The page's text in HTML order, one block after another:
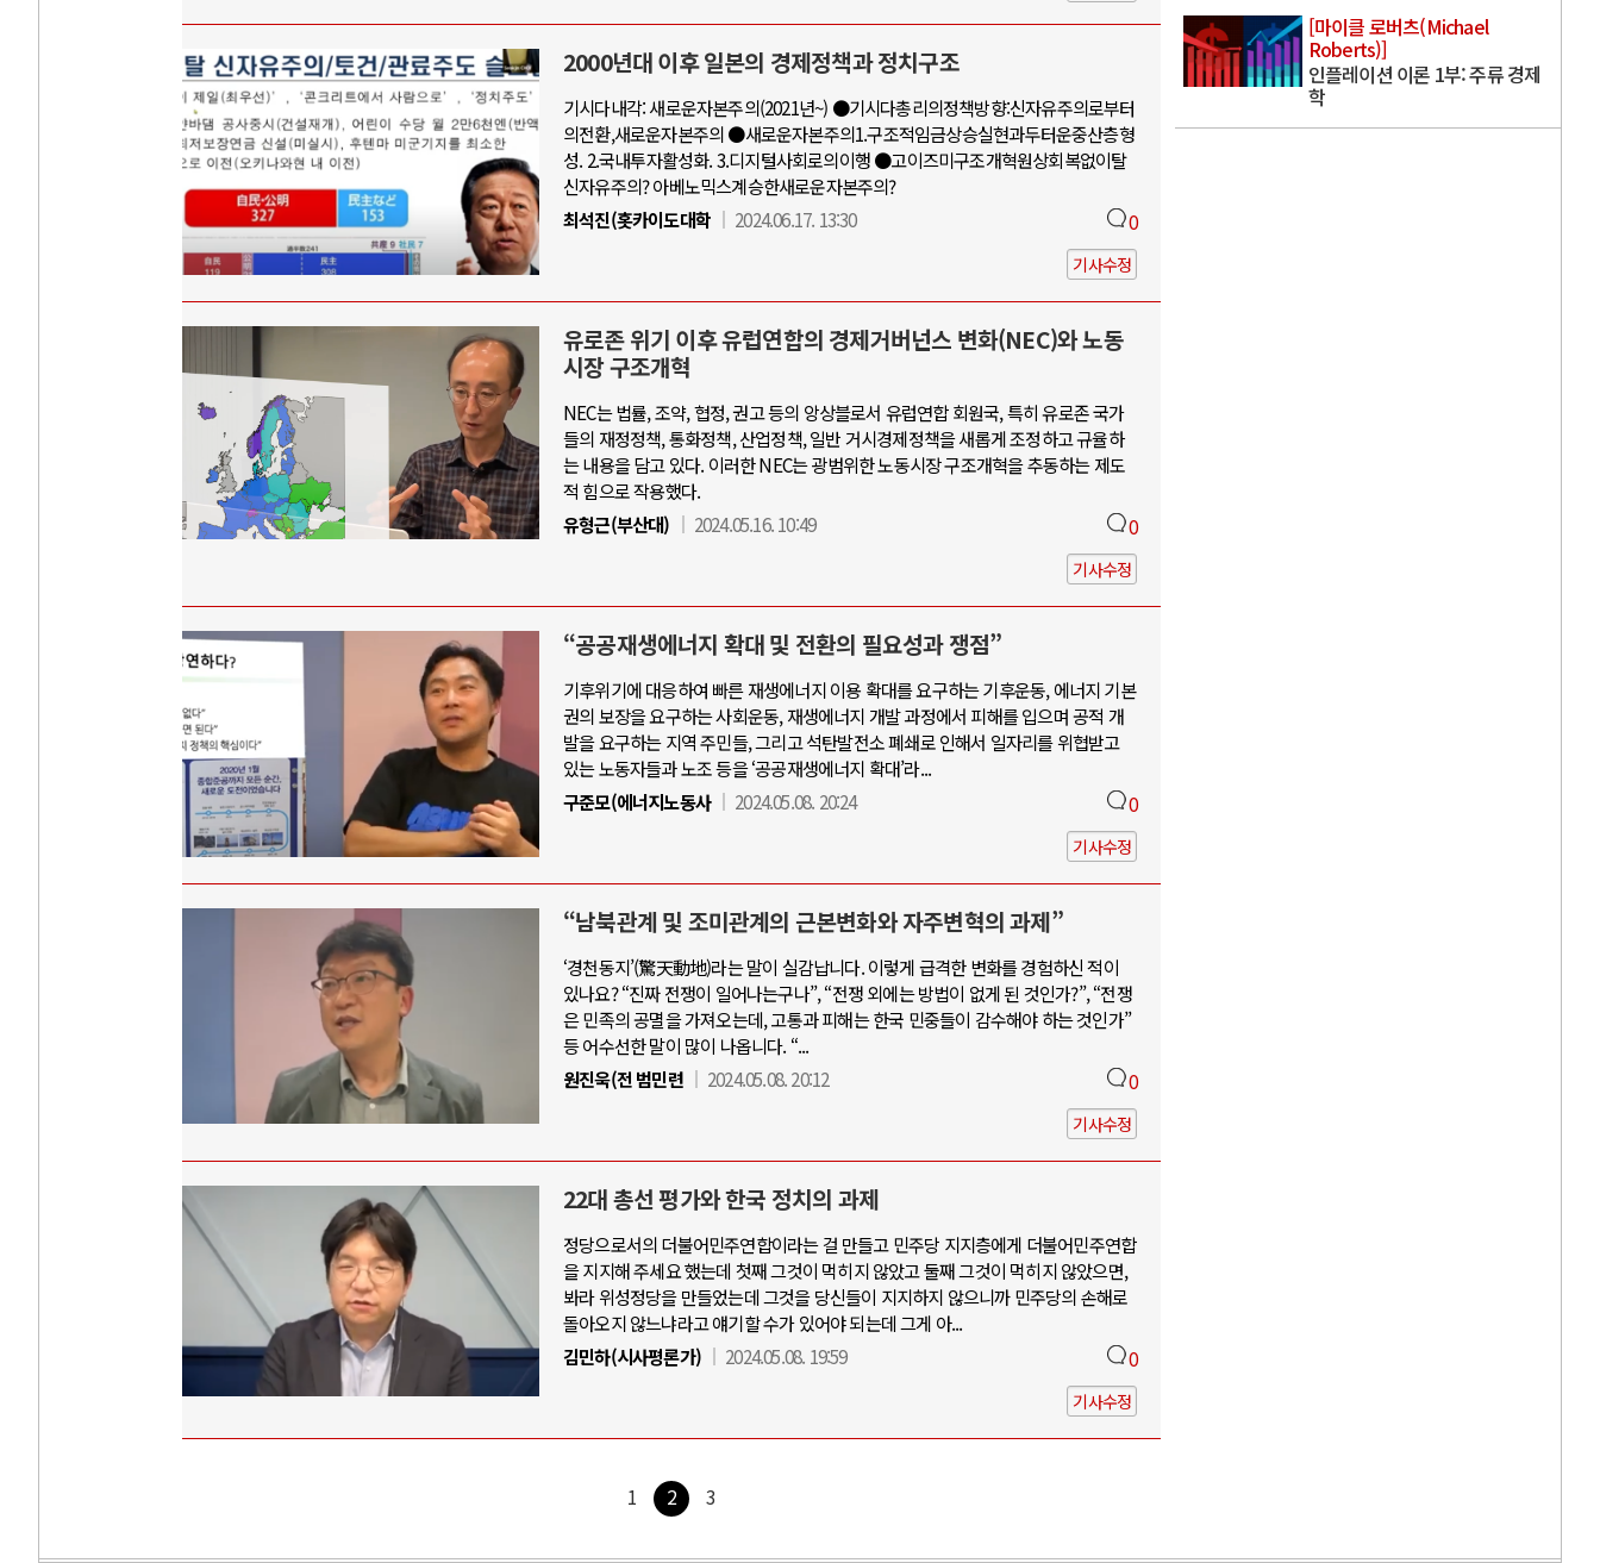
2000년대 이후 일본의 경제정책과 정치구조
기시다내각: 새로운자본주의(2021년~) ●기시다총리의정책방향:신자유주의로부터
의전환,새로운자본주의 ●새로운자본주의1.구조적임금상승실현과두터운중산층형
성. 2.국내투자활성화. 3.디지털사회로의이행 ●고이즈미구조개혁원상회복없이탈
신자유주의? 아베노믹스계승한새로운자본주의?
최석진(홋카이도대학
2024.06.17. 13:30 0
기사수정
유로존 위기 이후 유럽연합의 경제거버넌스 변화(NEC)와 노동
시장 구조개혁
NEC는 법률, 조약, 협정, 권고 등의 앙상블로서 유럽연합 회원국, 특히 유로존 국가
들의 재정정책, 통화정책, 산업정책, 일반 거시경제정책을 새롭게 조정하고 규율하
는 내용을 담고 있다. 이러한 NEC는 광범위한 노동시장 구조개혁을 추동하는 제도
적 힘으로 작용했다.
유형근(부산대)
2024.05.16. 10:49 0
기사수정
“공공재생에너지 확대 및 전환의 필요성과 쟁점”
기후위기에 대응하여 빠른 재생에너지 이용 확대를 요구하는 기후운동, 에너지 기본
권의 보장을 요구하는 사회운동, 재생에너지 개발 과정에서 피해를 입으며 공적 개
발을 요구하는 지역 주민들, 그리고 석탄발전소 폐쇄로 인해서 일자리를 위협받고
있는 노동자들과 노조 등을 ‘공공재생에너지 확대’라...
구준모(에너지노동사
2024.05.08. 20:24 0
기사수정
“남북관계 및 조미관계의 근본변화와 자주변혁의 과제”
‘경천동지’(驚天動地)라는 말이 실감납니다. 이렇게 급격한 변화를 경험하신 적이
있나요? “진짜 전쟁이 일어나는구나”, “전쟁 외에는 방법이 없게 된 것인가?”, “전쟁
은 민족의 공멸을 가져오는데, 고통과 피해는 한국 민중들이 감수해야 하는 것인가”
등 어수선한 말이 많이 나옵니다. “...
원진욱(전 범민련
2024.05.08. 20:12 0
기사수정
22대 총선 평가와 한국 정치의 과제
정당으로서의 더불어민주연합이라는 걸 만들고 민주당 지지층에게 더불어민주연합
을 지지해 주세요 했는데 첫째 그것이 먹히지 않았고 둘째 그것이 먹히지 않았으면,
봐라 위성정당을 만들었는데 그것을 당신들이 지지하지 않으니까 민주당의 손해로
돌아오지 않느냐라고 얘기할 수가 있어야 되는데 그게 아...
김민하(시사평론가)
2024.05.08. 19:59 0
기사수정
1 2 3
[마이클 로버츠(Michael
Roberts)]
인플레이션 이론 1부: 주류 경제
학